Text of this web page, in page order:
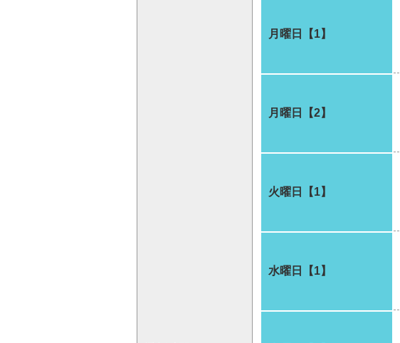
月曜日【1】
月曜日【2】
火曜日【1】
水曜日【1】